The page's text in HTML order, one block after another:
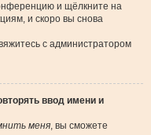
и щёлкните на
и скоро вы снова
с администратором
ввод имени и
меня, вы сможете